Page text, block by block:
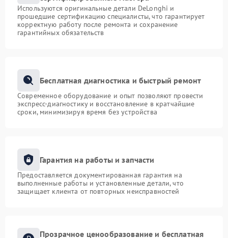
Используются оригинальные детали DeLonghi и
прошедшие сертификацию специалисты, что гарантирует
корректную работу после ремонта и сохранение
гарантийных обязательств
Бесплатная диагностика и быстрый ремонт
Современное оборудование и опыт позволяют провести
экспресс-диагностику и восстановление в кратчайшие
сроки, минимизируя время без устройства
Гарантия на работы и запчасти
Предоставляется документированная гарантия на
выполненные работы и установленные детали, что
защищает клиента от повторных неисправностей
Прозрачное ценообразование и бесплатная